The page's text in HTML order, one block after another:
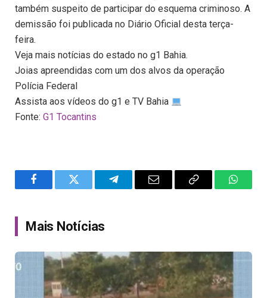
também suspeito de participar do esquema criminoso. A
demissão foi publicada no Diário Oficial desta terça-
feira.
Veja mais notícias do estado no g1 Bahia.
Joias apreendidas com um dos alvos da operação
Polícia Federal
Assista aos vídeos do g1 e TV Bahia
Fonte: G1 Tocantins
FacebookTwitter TelegramEmail
Copy
Mais Notícias